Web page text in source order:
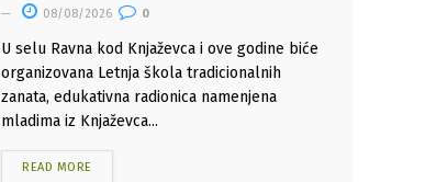
08/08/2026 0
U selu Ravna kod Knjaževca i ove godine biće
organizovana Letnja škola tradicionalnih
zanata, edukativna radionica namenjena
mladima iz Knjaževca...
READ MORE